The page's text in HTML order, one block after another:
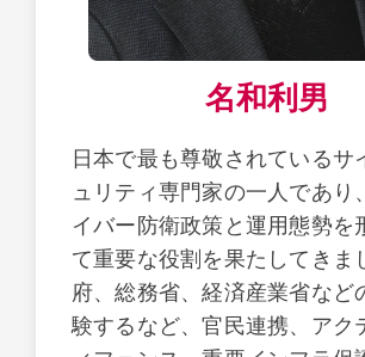
名和利男
日本で最も尊敬されているサ
ュリティ専門家の一人であり
イバー防衛政策と運用態勢を
て重要な役割を果たしてきま
府、総務省、経済産業省など
験するなど、官民連携、アク